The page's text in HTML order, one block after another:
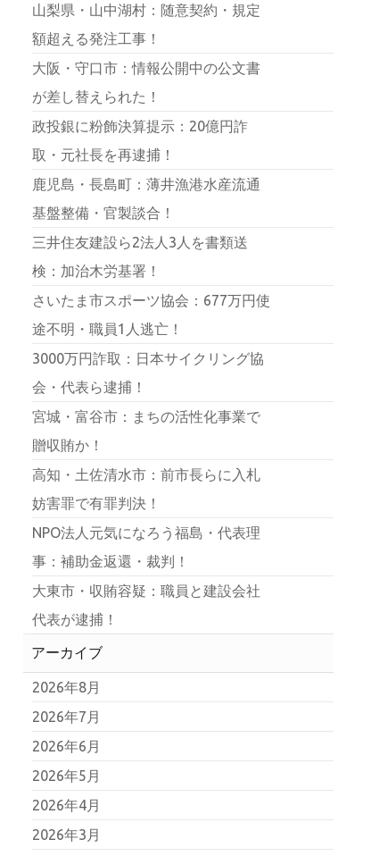
山梨県・山中湖村：随意契約・規定
額超える発注工事！
大阪・守口市：情報公開中の公文書
が差し替えられた！
政投銀に粉飾決算提示：20億円詐
取・元社長を再逮捕！
鹿児島・長島町：薄井漁港水産流通
基盤整備・官製談合！
三井住友建設ら2法人3人を書類送
検：加治木労基署！
さいたま市スポーツ協会：677万円使
途不明・職員1人逃亡！
3000万円詐取：日本サイクリング協
会・代表ら逮捕！
宮城・富谷市：まちの活性化事業で
贈収賄か！
高知・土佐清水市：前市長らに入札
妨害罪で有罪判決！
NPO法人元気になろう福島・代表理
事：補助金返還・裁判！
大東市・収賄容疑：職員と建設会社
代表が逮捕！
アーカイブ
2026年8月
2026年7月
2026年6月
2026年5月
2026年4月
2026年3月